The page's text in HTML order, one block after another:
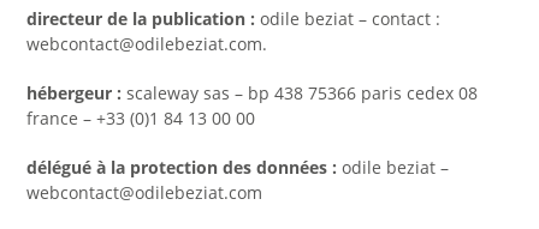
directeur de la publication :odile beziat – contact :
webcontact@odilebeziat.com.
hébergeur : scaleway sas – bp 438 75366 paris cedex 08
france –+33 (0)1 84 13 00 00
délégué à la protection des données :odile beziat –
webcontact@odilebeziat.com